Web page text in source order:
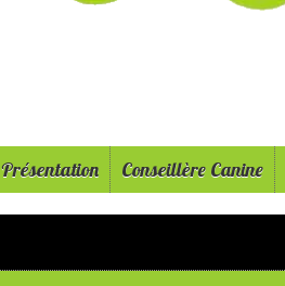
Présentation Conseillère Canine